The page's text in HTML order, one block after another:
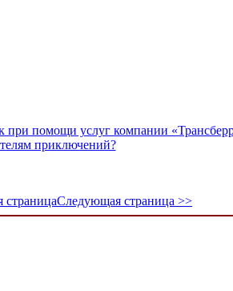
при помощи услуг компании
приключений?
Следующая страница >>